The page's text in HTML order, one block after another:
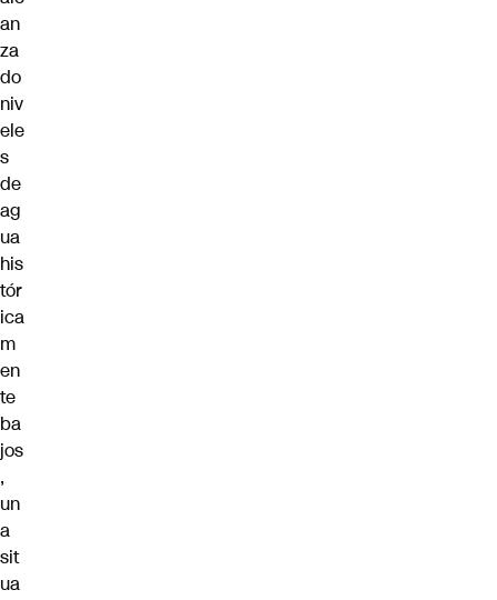
an
za
do
niv
ele
s
de
ag
ua
his
tór
ica
m
en
te
ba
jos
,
un
a
sit
ua